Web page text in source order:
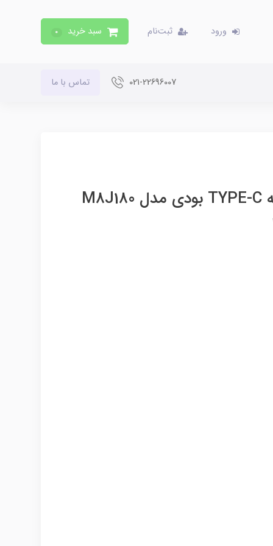
ورود ثبت‌نام سبد خرید 0
021-22696007 تماس با ما